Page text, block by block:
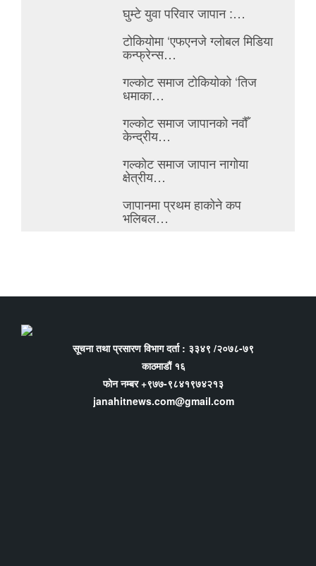
घुम्टे युवा परिवार जापान :…
टोकियोमा ‘एफएनजे ग्लोबल मिडिया
कन्फ्रेन्स…
गल्कोट समाज टोकियोको ‘तिज
धमाका…
गल्कोट समाज जापानको नवौँ
केन्द्रीय…
गल्कोट समाज जापान नागोया
क्षेत्रीय…
जापानमा प्रथम हाकोने कप
भलिबल…
सूचना तथा प्रसारण विभाग दर्ता : ३३४९ /२०७८-७९
काठमाडौं १६
फोन नम्बर +९७७-९८४१९७४२१३
janahitnews.com@gmail.com